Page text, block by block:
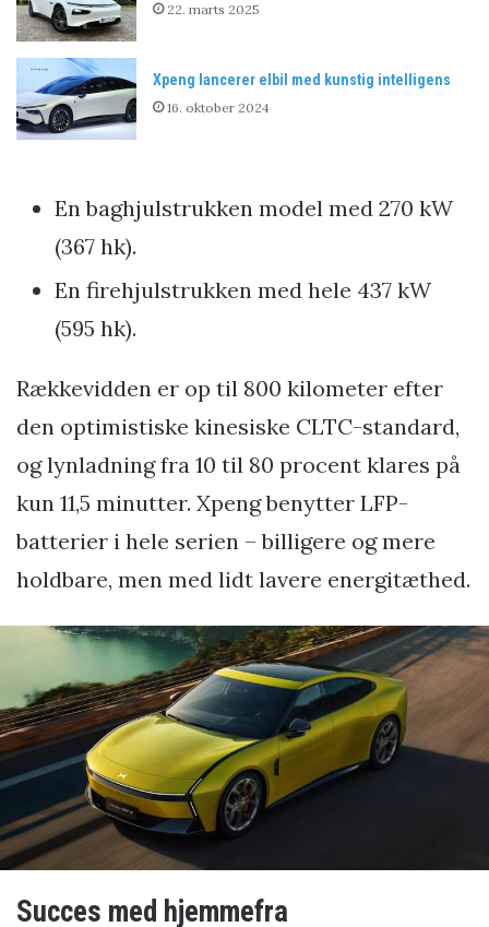
22. marts 2025
Xpeng lancerer elbil med kunstig intelligens
16. oktober 2024
En baghjulstrukken model med 270 kW
(367 hk).
En firehjulstrukken med hele 437 kW
(595 hk).
Rækkevidden er op til 800 kilometer efter
den optimistiske kinesiske CLTC-standard,
og lynladning fra 10 til 80 procent klares på
kun 11,5 minutter. Xpeng benytter LFP-
batterier i hele serien – billigere og mere
holdbare, men med lidt lavere energitæthed.
Succes med hjemmefra